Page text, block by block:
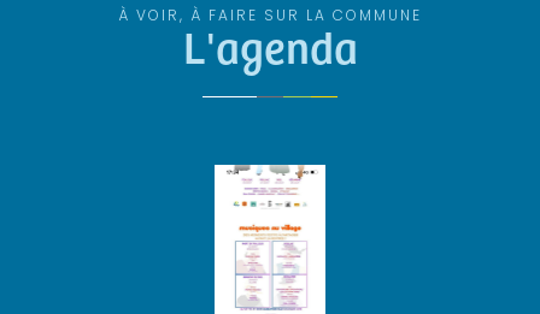
À VOIR, À FAIRE SUR LA COMMUNE
L'agenda